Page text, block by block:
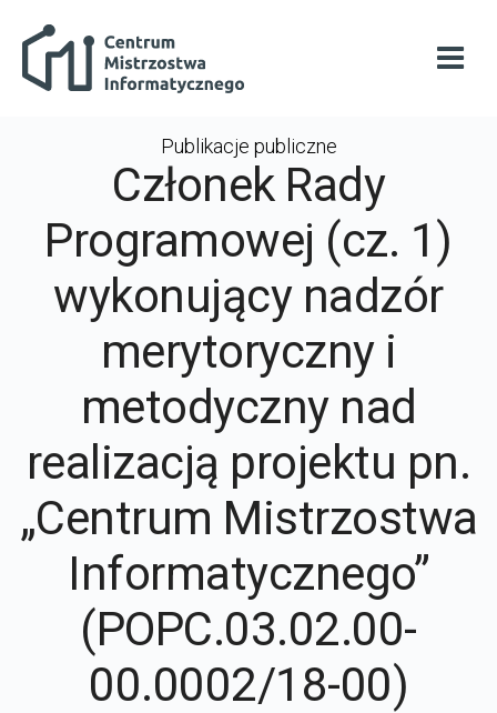
Publikacje publiczne
Członek Rady
Programowej (cz. 1)
wykonujący nadzór
merytoryczny i
metodyczny nad
realizacją projektu pn.
„Centrum Mistrzostwa
Informatycznego”
(POPC.03.02.00-
00.0002/18-00)